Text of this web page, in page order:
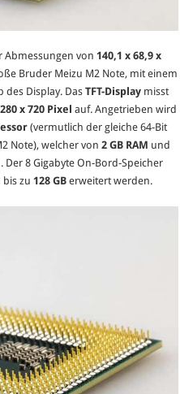
Abmessungen von140,1 x 68,9 x
Bruder Meizu M2 Note, mit einem
des Display. DasTFT-Display misst
x 720 Pixel auf. Angetrieben wird
(vermutlich der gleiche 64-Bit
Note), welcher von2 GB RAM und
Der 8 Gigabyte On-Bord-Speicher
bis zu128 GB erweitert werden.